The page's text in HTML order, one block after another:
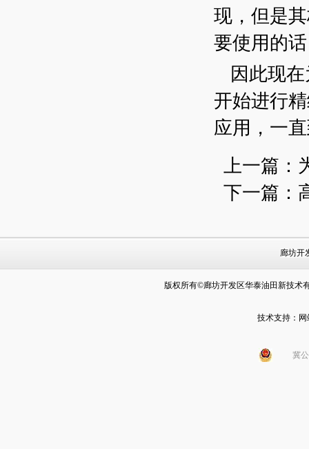
现，但是
要使用的
因此现
开始进行
应用，一
上一篇：
下一篇：
廊坊开
版权所有©廊坊开发区华泰油田新技术
技术支持：
冀